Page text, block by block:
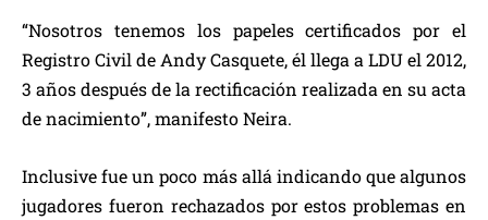
“Nosotros tenemos los papeles certificados por el
Registro Civil de Andy Casquete, él llega a LDU el 2012,
3 años después de la rectificación realizada en su acta
de nacimiento”, manifesto Neira.
Inclusive fue un poco más allá indicando que algunos
jugadores fueron rechazados por estos problemas en